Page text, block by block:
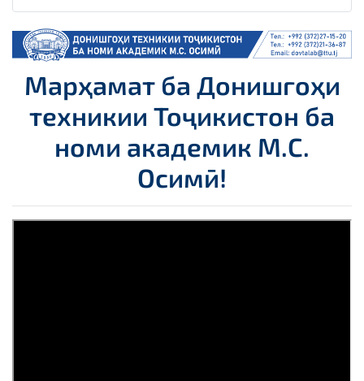
Марҳамат ба Донишгоҳи
техникии Тоҷикистон ба
номи академик М.С.
Осимӣ!